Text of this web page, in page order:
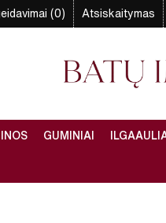
(0) Atsiskaitymas
GUMINIAI